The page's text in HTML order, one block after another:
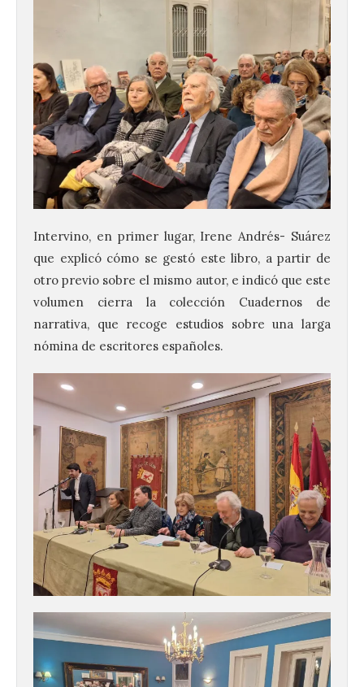
Intervino, en primer lugar, Irene Andrés- Suárez
que explicó cómo se gestó este libro, a partir de
otro previo sobre el mismo autor, e indicó que este
volumen cierra la colección Cuadernos de
narrativa, que recoge estudios sobre una larga
nómina de escritores españoles.